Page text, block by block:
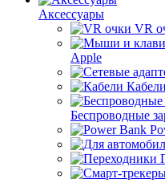
Аксессуары
VR
Apple
Кабели
Беспроводные